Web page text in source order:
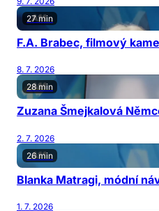
27 min
F.A. Brabec, filmový
8. 7. 2026
28 min
Zuzana Šmejkalová
2. 7. 2026
26 min
Blanka Matragi, módní
1. 7. 2026